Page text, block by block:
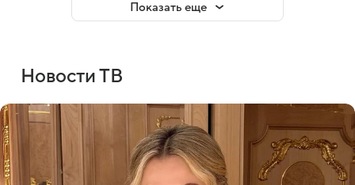
Показать еще
Новости ТВ